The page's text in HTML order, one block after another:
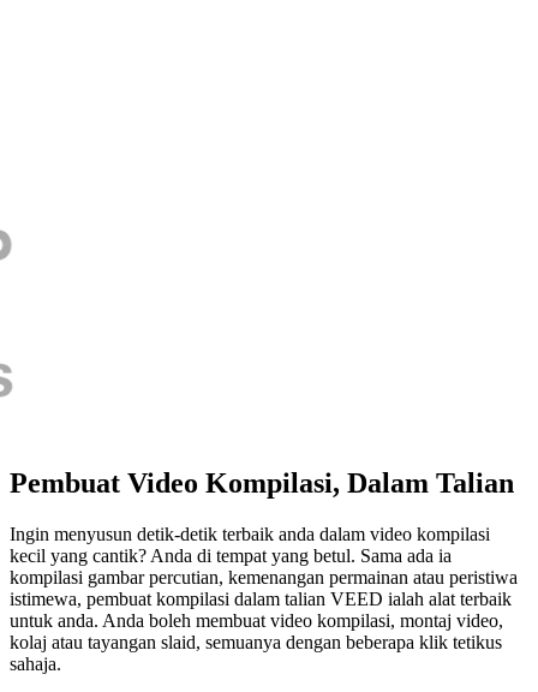
Pembuat Video Kompilasi, Dalam Talian
Ingin menyusun detik-detik terbaik anda dalam video kompilasi
kecil yang cantik? Anda di tempat yang betul. Sama ada ia
kompilasi gambar percutian, kemenangan permainan atau peristiwa
istimewa, pembuat kompilasi dalam talian VEED ialah alat terbaik
untuk anda. Anda boleh membuat video kompilasi, montaj video,
kolaj atau tayangan slaid, semuanya dengan beberapa klik tetikus
sahaja.